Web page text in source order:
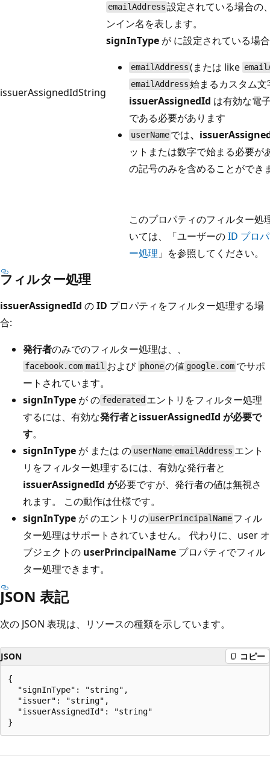
issuerAssignedIdString
emailAddress 設定されている場合の
ンイン名を表します。
signInType が に設定されている場
emailAddress (または like
emailAddress 始まるカスタム文
issuerAssignedId は有効な電
である必要があります
userName では、
ットまたは数字で始まる必要が
の記号のみを含めることができ
このプロパティのフィルター処
いては、「ユーザーのID プロ
ー処理 」を参照してください。
フィルター処理
issuerAssignedId のID プロパティをフィルター処理する場
合:
発行者のみでのフィルター処理は、、
facebook.com mail および phoneの値 google.com でサポ
ートされています。
signInType が の federated エントリをフィルター処理
するには、有効な発行者とissuerAssignedId が必要で
す。
signInType が または の userName emailAddress エント
リをフィルター処理するには、有効な発行者と
issuerAssignedId が必要ですが、発行者の値は無視さ
れます。
この動作は仕様です。
signInType が のエントリの userPrincipalName フィル
ター処理はサポートされていません。 代わりに、user オ
ブジェクトの userPrincipalName プロパティでフィル
ター処理できます。
JSON 表記
次の JSON 表現は、リソースの種類を示しています。
JSON コピー
{
  "signInType": "string",
  "issuer": "string",
  "issuerAssignedId": "string"